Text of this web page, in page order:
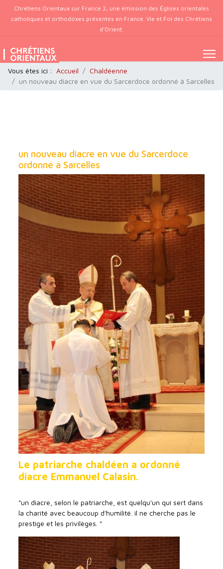
Chrétiens Orientaux sur France 2, une émission des Églises orientales
catholiques et orthodoxes présentes en France. Vie et Foi des Chrétiens
d’Orient.
Vous êtes ici : Accueil
Chaldéenne
un nouveau diacre en vue du Sarcerdoce ordonné à Sarcelles
un nouveau diacre en vue du Sarcerdoce
ordonné à Sarcelles
Le patriarche chaldéen a ordonné
diacre Emmanuel Calasin.
"un diacre, selon le patriarche, est quelqu'un qui sert dans
la charité avec beaucoup d'humilité. il ne cherche pas le
prestige et les privilèges. "